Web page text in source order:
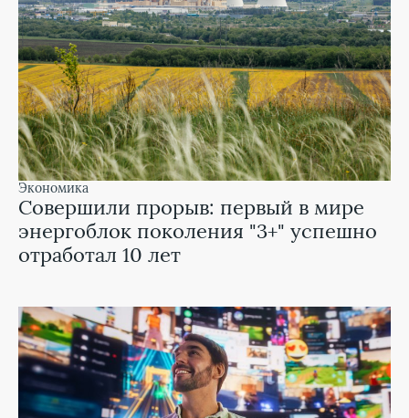
экономика
Совершили прорыв: первый в мире
энергоблок поколения "3+" успешно
отработал 10 лет